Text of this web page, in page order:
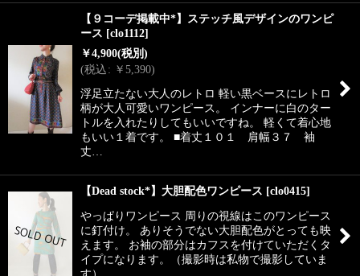
【９コーデ掲載中*】ステッチ風デザインのワンピ
ース [clo1112]
￥4,900(税別)
(税込: ￥5,390)
浮足立たない大人のレトロ 軽い黒ベースにレトロ
柄が大人可愛いワンピース。 インナーに白のター
トルを入れたりしてもいいですね。 軽くて着心地
もいい１着です。 ■着丈１０１ 肩幅３７ 袖
丈…
【Dead stock*】大胆配色ワンピース [clo0415]
やっぱりワンピース 周りの視線はこのワンピース
に釘付け。 ありそうでない大胆配色がとっても映
えます。 お袖の部分はカフスを付けていただくタ
イプになります。（撮影時は私物で撮影していま